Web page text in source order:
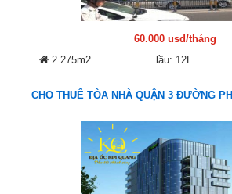
60.000 usd/tháng
2.275m2
lầu: 12L
CHO THUÊ TÒA NHÀ QUẬN 3 ĐƯỜNG